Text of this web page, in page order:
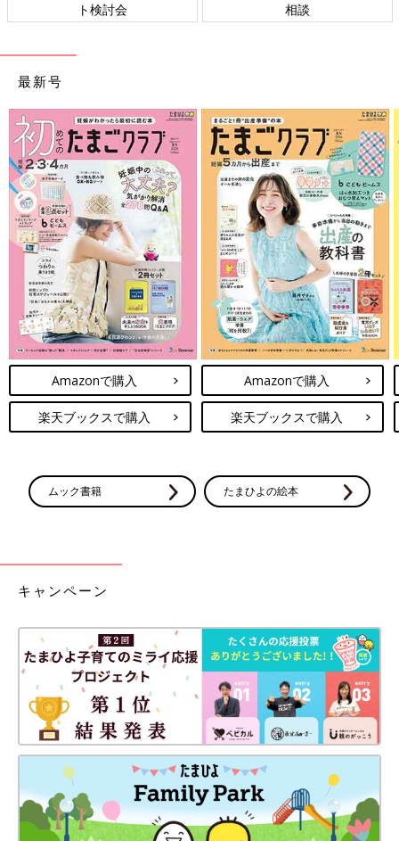
ト検討会
相談
最新号
Amazonで購入
楽天ブックスで購入
Amazonで購入
楽天ブックスで購入
ムック書籍 たまひよの絵本
キャンペーン